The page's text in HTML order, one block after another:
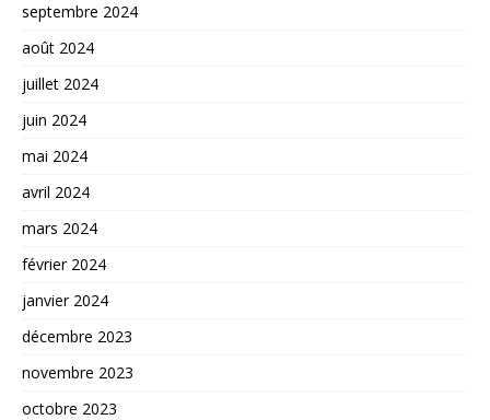
septembre 2024
août 2024
juillet 2024
juin 2024
mai 2024
avril 2024
mars 2024
février 2024
janvier 2024
décembre 2023
novembre 2023
octobre 2023